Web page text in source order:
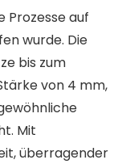
Prozesse auf
wurde. Die
bis zum
von 4 mm,
Mit
überragender